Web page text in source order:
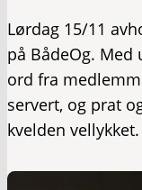
Lørdag 15/11
på BådeOg.
ord fra
servert, og prat
kvelden vellykket.